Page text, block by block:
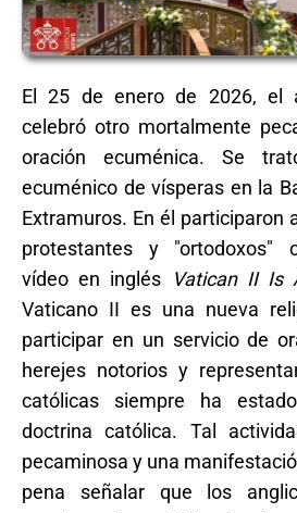
El 25 de enero de 2026, el
celebró otro mortalmente
oración ecuménica. Se
ecuménico de vísperas en la
Extramuros. En él participaron
protestantes y "ortodoxos"
vídeo en inglés
Vatican II Is
Vaticano II es una nueva
participar en un servicio de
herejes notorios y
católicas siempre ha
doctrina católica. Tal
pecaminosa y una
pena señalar que los